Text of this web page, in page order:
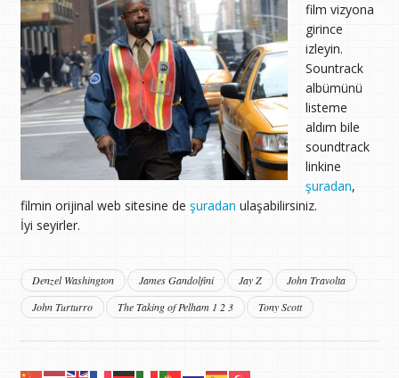
film vizyona
girince
izleyin.
Sountrack
albümünü
listeme
aldım bile
soundtrack
linkine
şuradan,
filmin orijinal web sitesine de şuradan ulaşabilirsiniz.
İyi seyirler.
Denzel Washington James Gandolfini Jay Z
John Travolta
John Turturro
The Taking of Pelham 1 2 3 Tony Scott